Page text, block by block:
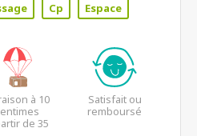
Cp Espace
à 10
de 35
Satisfait ou
remboursé